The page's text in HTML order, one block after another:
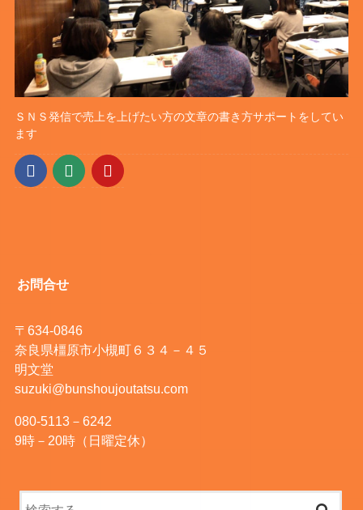
ＳＮＳ発信で売上を上げたい方の文章の書き方サポートをしてい
ます
お問合せ
〒634-0846
奈良県橿原市小槻町６３４－４５
明文堂
suzuki@bunshoujoutatsu.com
080-5113－6242
9時－20時（日曜定休）